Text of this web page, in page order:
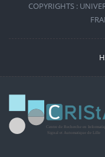
COPYRIGHTS :